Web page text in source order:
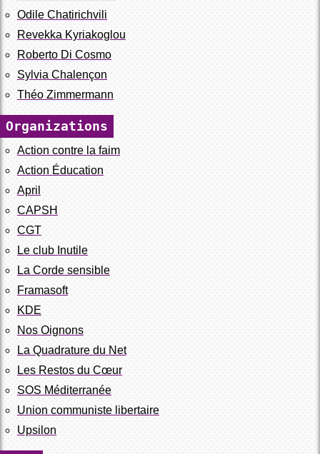
Odile Chatirichvili
Revekka Kyriakoglou
Roberto Di Cosmo
Sylvia Chalençon
Théo Zimmermann
Organizations
Action contre la faim
Action Éducation
April
CAPSH
CGT
Le club Inutile
La Corde sensible
Framasoft
KDE
Nos Oignons
La Quadrature du Net
Les Restos du Cœur
SOS Méditerranée
Union communiste libertaire
Upsilon